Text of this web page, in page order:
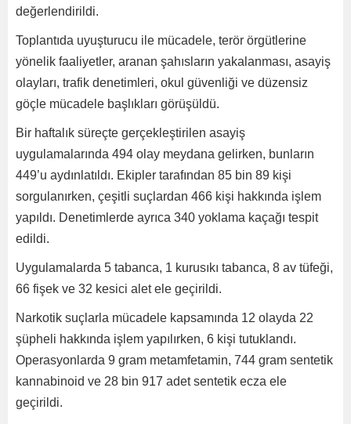
değerlendirildi.
Toplantıda uyuşturucu ile mücadele, terör örgütlerine
yönelik faaliyetler, aranan şahısların yakalanması, asayiş
olayları, trafik denetimleri, okul güvenliği ve düzensiz
göçle mücadele başlıkları görüşüldü.
Bir haftalık süreçte gerçekleştirilen asayiş
uygulamalarında 494 olay meydana gelirken, bunların
449’u aydınlatıldı. Ekipler tarafından 85 bin 89 kişi
sorgulanırken, çeşitli suçlardan 466 kişi hakkında işlem
yapıldı. Denetimlerde ayrıca 340 yoklama kaçağı tespit
edildi.
Uygulamalarda 5 tabanca, 1 kurusıkı tabanca, 8 av tüfeği,
66 fişek ve 32 kesici alet ele geçirildi.
Narkotik suçlarla mücadele kapsamında 12 olayda 22
şüpheli hakkında işlem yapılırken, 6 kişi tutuklandı.
Operasyonlarda 9 gram metamfetamin, 744 gram sentetik
kannabinoid ve 28 bin 917 adet sentetik ecza ele
geçirildi.